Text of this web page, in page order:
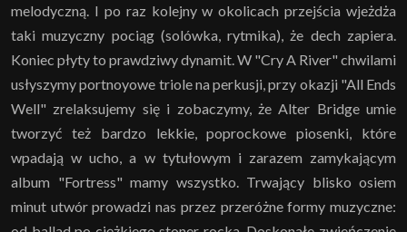
melodyczną. I po raz kolejny w okolicach przejścia wjeżdża
taki muzyczny pociąg (solówka, rytmika), że dech zapiera.
Koniec płyty to prawdziwy dynamit. W "Cry A River" chwilami
usłyszymy portnoyowe triole na perkusji, przy okazji "All Ends
Well" zrelaksujemy się i zobaczymy, że Alter Bridge umie
tworzyć też bardzo lekkie, poprockowe piosenki, które
wpadają w ucho, a w tytułowym i zarazem zamykającym
album "Fortress" mamy wszystko. Trwający blisko osiem
minut utwór prowadzi nas przez przeróżne formy muzyczne: